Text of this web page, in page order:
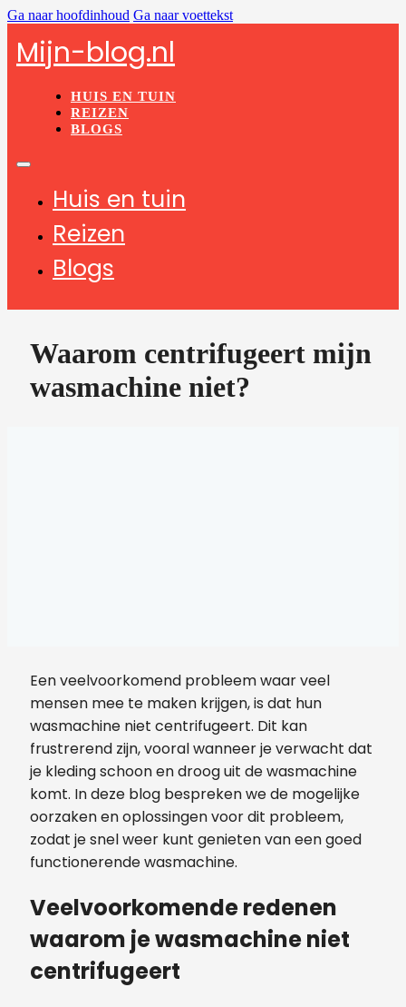
Ga naar hoofdinhoud Ga naar voettekst
Mijn-blog.nl
HUIS EN TUIN
REIZEN
BLOGS
Huis en tuin
Reizen
Blogs
Waarom centrifugeert mijn
wasmachine niet?
Een veelvoorkomend probleem waar veel
mensen mee te maken krijgen, is dat hun
wasmachine niet centrifugeert. Dit kan
frustrerend zijn, vooral wanneer je verwacht dat
je kleding schoon en droog uit de wasmachine
komt. In deze blog bespreken we de mogelijke
oorzaken en oplossingen voor dit probleem,
zodat je snel weer kunt genieten van een goed
functionerende wasmachine.
Veelvoorkomende redenen
waarom je wasmachine niet
centrifugeert